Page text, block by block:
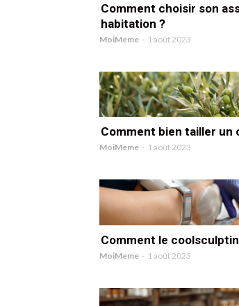
Comment choisir son
habitation ?
MoiMeme - 1 août 2023
Comment bien tailler un
MoiMeme - 1 août 2023
Comment le
MoiMeme - 1 août 2023